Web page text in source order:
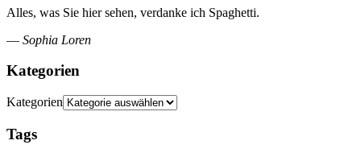
Alles, was Sie hier sehen, verdanke ich Spaghetti.
— Sophia Loren
Kategorien
Kategorien
Tags